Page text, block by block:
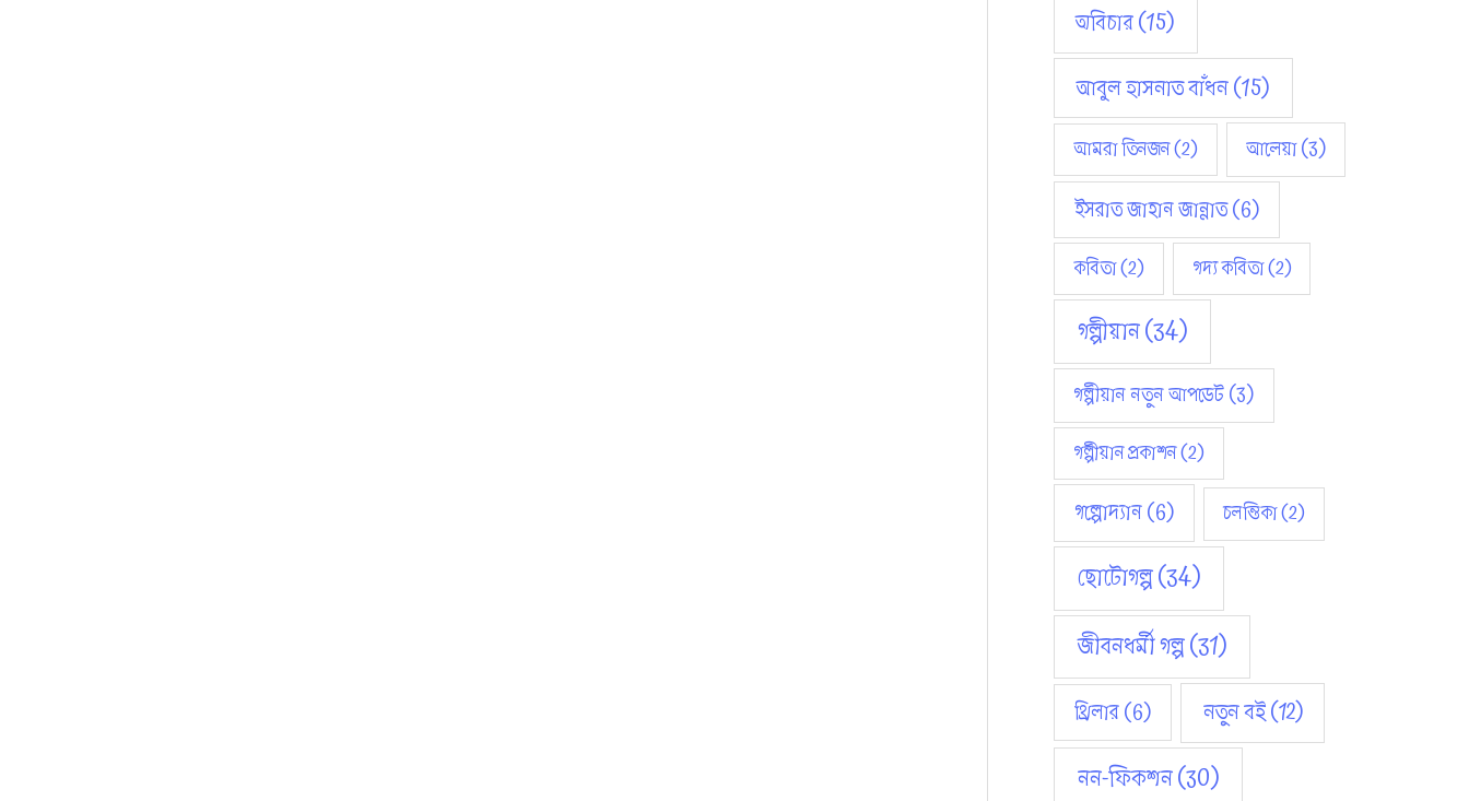
অবিচার(15)
আবুল হাসনাত বাঁধন(15)
আমরা তিনজন(2) আলেয়া(3)
ইসরাত জাহান জান্নাত(6)
কবিতা(2) গদ্য কবিতা(2)
গল্পীয়ান(34)
গল্পীয়ান নতুন আপডেট(3)
গল্পীয়ান প্রকাশন(2)
গল্পোদ্যান(6) চলন্তিকা(2)
ছোটোগল্প(34)
জীবনধর্মী গল্প(31)
থ্রিলার(6) নতুন বই(12)
নন-ফিকশন(30)